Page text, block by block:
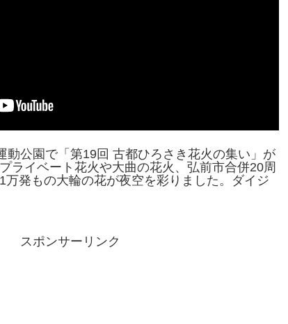
動公園で「第19回 古都ひろさき花火の集い」が
ライベート花火や大曲の花火、弘前市合併20周
万発もの大輪の花が夜空を彩りました。ダイジ
スポンサーリンク